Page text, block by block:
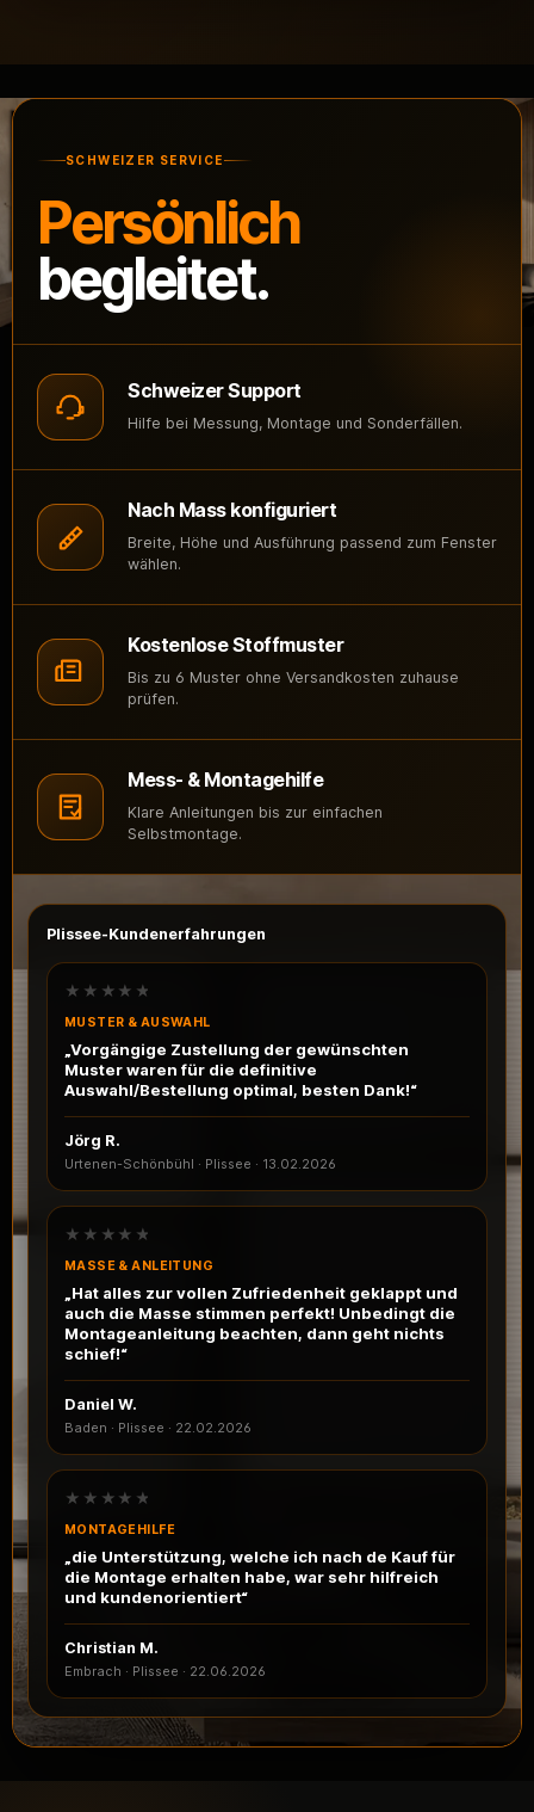
SCHWEIZER SERVICE
Persönlich
begleitet.
Schweizer Support
Hilfe bei Messung, Montage und Sonderfällen.
Nach Mass konfiguriert
Breite, Höhe und Ausführung passend zum Fenster
wählen.
Kostenlose Stoffmuster
Bis zu 6 Muster ohne Versandkosten zuhause
prüfen.
Mess- & Montagehilfe
Klare Anleitungen bis zur einfachen
Selbstmontage.
Plissee-Kundenerfahrungen
★★★★★
MUSTER & AUSWAHL
„Vorgängige Zustellung der gewünschten
Muster waren für die definitive
Auswahl/Bestellung optimal, besten Dank!“
Jörg R.
Urtenen-Schönbühl · Plissee · 13.02.2026
★★★★★
MASSE & ANLEITUNG
„Hat alles zur vollen Zufriedenheit geklappt und
auch die Masse stimmen perfekt! Unbedingt die
Montageanleitung beachten, dann geht nichts
schief!“
Daniel W.
Baden · Plissee · 22.02.2026
★★★★★
MONTAGEHILFE
„die Unterstützung, welche ich nach de Kauf für
die Montage erhalten habe, war sehr hilfreich
und kundenorientiert“
Christian M.
Embrach · Plissee · 22.06.2026